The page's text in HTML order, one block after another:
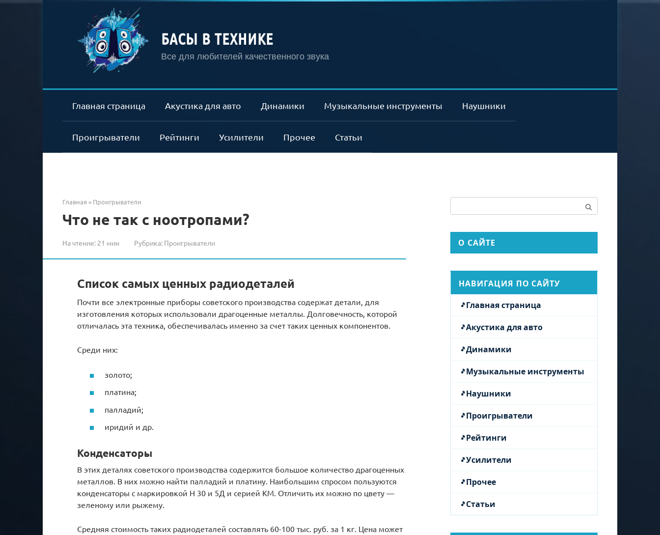
БАСЫ В ТЕХНИКЕ
Все для любителей качественного звука
Главная страница Акустика для авто Динамики Музыкальные инструменты Наушники
Проигрыватели Рейтинги Усилители Прочее Статьи
Главная » Проигрыватели
Что не так с ноотропами?
На чтение: 21 мин Рубрика: Проигрыватели
Список самых ценных радиодеталей
Почти все электронные приборы советского производства содержат детали, для
изготовления которых использовали драгоценные металлы. Долговечность, которой
отличалась эта техника, обеспечивалась именно за счет таких ценных компонентов.
Среди них:
золото;
платина;
палладий;
иридий и др.
Конденсаторы
В этих деталях советского производства содержится большое количество драгоценных
металлов. В них можно найти палладий и платину. Наибольшим спросом пользуются
конденсаторы с маркировкой H 30 и 5Д и серией КМ. Отличить их можно по цвету —
зеленому или рыжему.
Средняя стоимость таких радиодеталей составлять 60-100 тыс. руб. за 1 кг. Цена может
О САЙТЕ
НАВИГАЦИЯ ПО САЙТУ
Главная страница
Акустика для авто
Динамики
Музыкальные инструменты
Наушники
Проигрыватели
Рейтинги
Усилители
Прочее
Статьи